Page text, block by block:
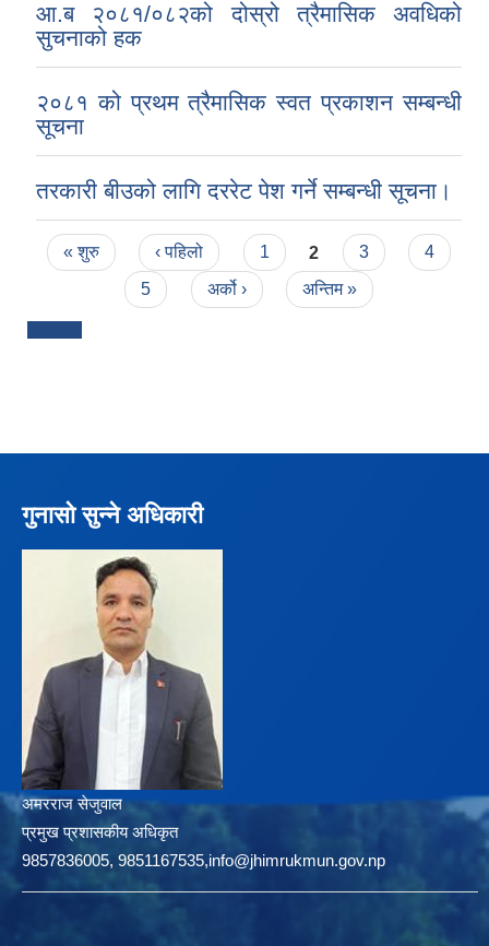
आ.ब २०८१/०८२को दोस्रो त्रैमासिक अवधिको
सुचनाको हक
२०८१ को प्रथम त्रैमासिक स्वत प्रकाशन सम्बन्धी
सूचना
तरकारी बीउको लागि दररेट पेश गर्ने सम्बन्धी सूचना।
Pages
« शुरु ‹ पहिलो 1 2 3
4
5
अर्को › अन्तिम »
गुनासो सुन्ने अधिकारी
अमरराज सेजुवाल
प्रमुख प्रशासकीय अधिकृत
9857836005, 9851167535,info@jhimrukmun.gov.np